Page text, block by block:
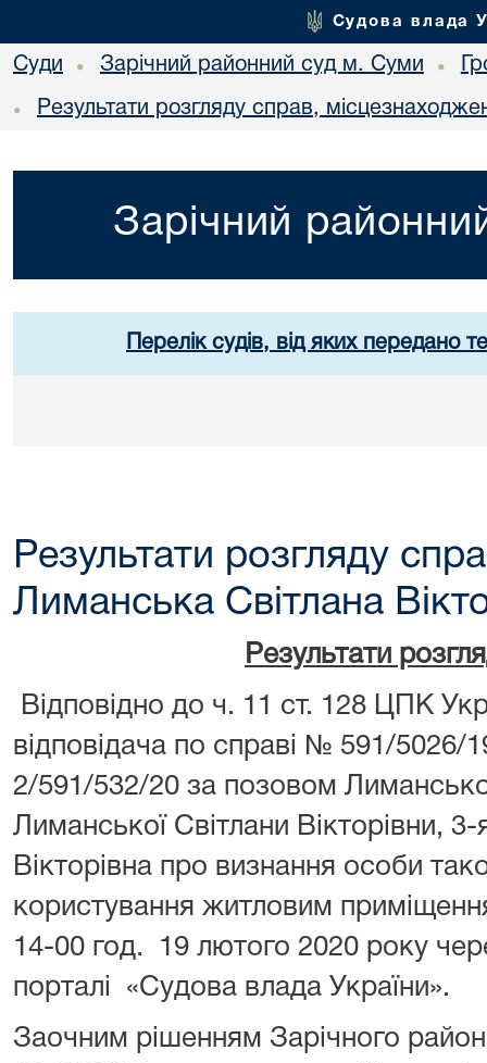
Судова влада
Суди • Зарічний районний суд м. Суми •
• Результати розгляду справ,
Зарічний
Перелік судів, від яких передано
Результати розгляду
Лиманська Світлана
Результати
Відповідно до ч. 11 ст. 128 ЦПК
відповідача по справі № 591/
2/591/532/20 за позовом
Лиманської Світлани Вікторівни,
Вікторівна про визнання особи
користування житловим
14-00 год. 19 лютого 2020 року
порталі «Судова влада України».
Заочним рішенням Зарічного